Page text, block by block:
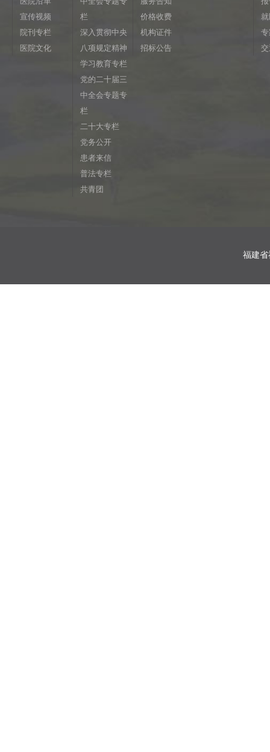
宣传视频
院刊专栏
医院文化
栏
深入贯彻中央
八项规定精神
学习教育专栏
党的二十届三
中全会专题专
栏
二十大专栏
党务公开
患者来信
普法专栏
共青团
价格收费
机构证件
招标公告
福建